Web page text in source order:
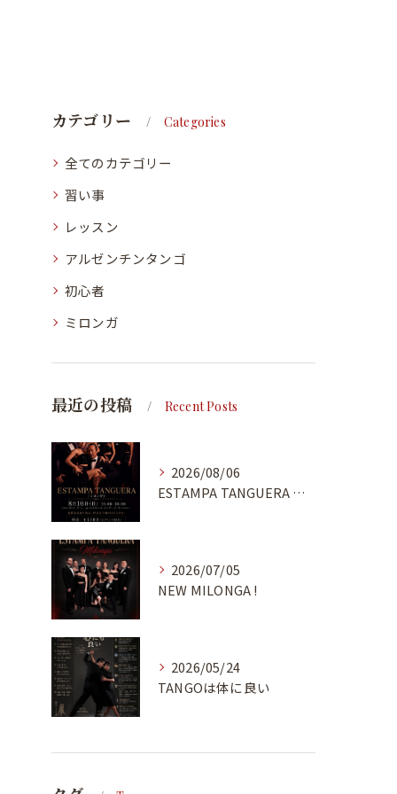
カテゴリー Categories
全てのカテゴリー
習い事
レッスン
アルゼンチンタンゴ
初心者
ミロンガ
最近の投稿 Recent Posts
2026/08/06
ESTAMPA TANGUERA MILONGA
2026/07/05
NEW MILONGA !
2026/05/24
TANGOは体に良い